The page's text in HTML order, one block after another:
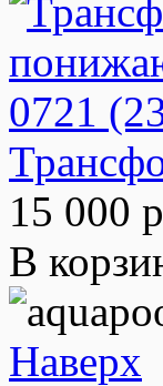
15 000
В
Наверх